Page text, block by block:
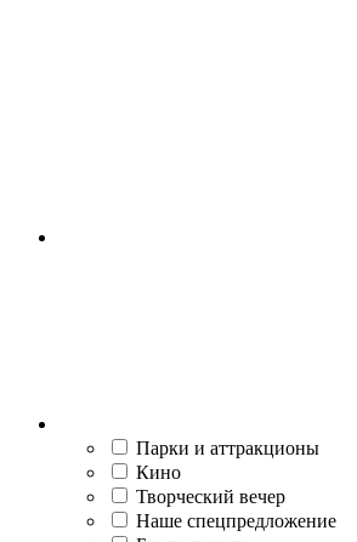
Парки и аттракционы
Кино
Творческий вечер
Наше спецпредложение